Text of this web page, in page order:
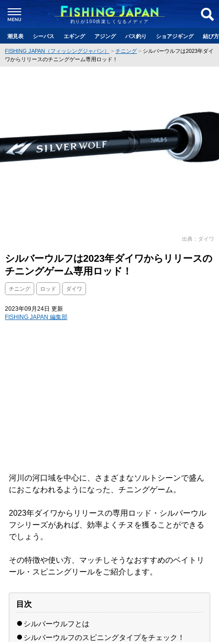
釣りが100倍楽しくなるメディア
潮見表 シーバス エギング アジング バス釣り ショアジギング 結び
FISHING JAPAN（フィッシングジャパン） チニング
シルバーウルフは2023年ダイ
ワからリリースのチニングゲーム専用ロッド！
出典：ダイワ
シルバーウルフは2023年ダイワからリリースの
チニングゲーム専用ロッド！
チニング ロッド ダイワ
2023年09月24日 更新
FISHING JAPAN 編集部
河川の河口域を中心に、さまざまなソルトシーンで盛ん
におこなわれるようになった、チニングゲーム。
2023年ダイワからリリースの専用ロッド・シルバーウル
フシリーズがあれば、効率よくチヌを獲ることができる
でしょう。
その特徴や使い方、マッチしそうなおすすめのベイトリ
ール・スピニングリールをご紹介します。
目次
シルバーウルフとは
シルバーウルフのスピニングタイプをチェック！